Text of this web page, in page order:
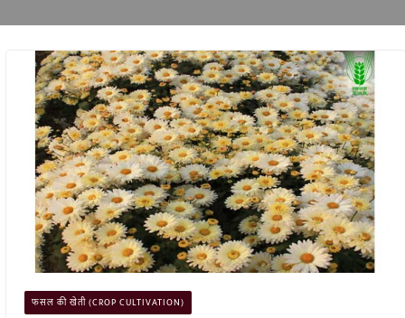
फसल की खेती (CROP CULTIVATION)